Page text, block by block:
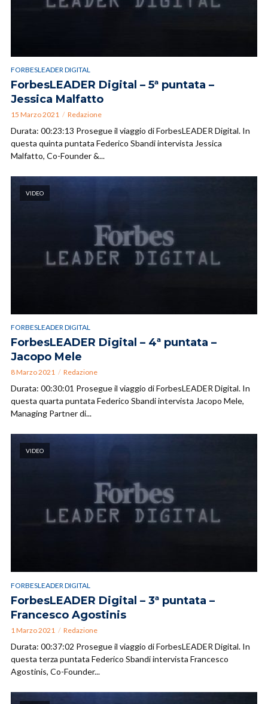
FORBESLEADER DIGITAL
ForbesLEADER Digital – 5ª puntata –
Jessica Malfatto
15 Marzo 2021 Redazione
Durata: 00:23:13 Prosegue il viaggio di ForbesLEADER Digital. In
questa quinta puntata Federico Sbandi intervista Jessica
Malfatto, Co-Founder &...
VIDEO
FORBESLEADER DIGITAL
ForbesLEADER Digital – 4ª puntata –
Jacopo Mele
8 Marzo 2021 Redazione
Durata: 00:30:01 Prosegue il viaggio di ForbesLEADER Digital. In
questa quarta puntata Federico Sbandi intervista Jacopo Mele,
Managing Partner di...
VIDEO
FORBESLEADER DIGITAL
ForbesLEADER Digital – 3ª puntata –
Francesco Agostinis
1 Marzo 2021 Redazione
Durata: 00:37:02 Prosegue il viaggio di ForbesLEADER Digital. In
questa terza puntata Federico Sbandi intervista Francesco
Agostinis, Co-Founder...